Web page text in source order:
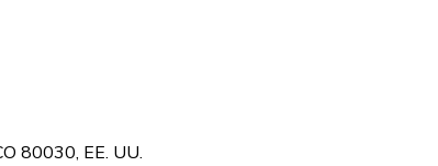
80030, EE. UU.